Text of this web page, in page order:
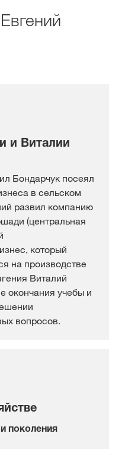
и Виталии
Бондарчук посеял
в сельском
развил компанию
(центральная
который
на производстве
Виталий
окончания учебы и
вопросов.
поколения